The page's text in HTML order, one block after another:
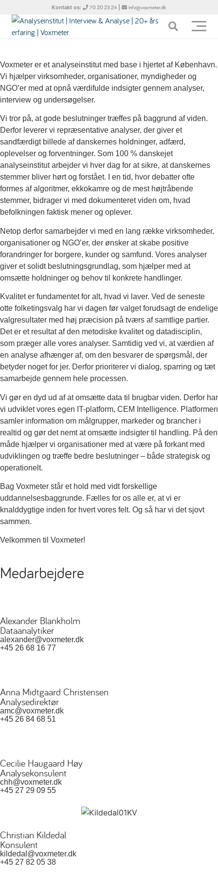
Kontakt os: 70 20 23 24 | info@voxmeter.dk
Voxmeter er et analyseinstitut med base i hjertet af København.
Vi hjælper virksomheder, organisationer, myndigheder og
NGO’er med at opnå værdifulde indsigter gennem analyser,
interview og undersøgelser.
Vi tror på, at gode beslutninger træffes på baggrund af viden.
Derfor leverer vi repræsentative analyser, der giver et
sandfærdigt billede af danskernes holdninger, adfærd,
oplevelser og forventninger. Som 100 % danskejet
analyseinstitut arbejder vi hver dag for at sikre, at danskernes
stemmer bliver hørt og forstået. I en tid, hvor debatter ofte
formes af algoritmer, ekkokamre og de mest højtråbende
stemmer, bidrager vi med dokumenteret viden om, hvad
befolkningen faktisk mener og oplever.
Netop derfor samarbejder vi med en lang række virksomheder,
organisationer og NGO’er, der ønsker at skabe positive
forandringer for borgere, kunder og samfund. Vores analyser
giver et solidt beslutningsgrundlag, som hjælper med at
omsætte holdninger og behov til konkrete handlinger.
Kvalitet er fundamentet for alt, hvad vi laver. Ved de seneste
otte folketingsvalg har vi dagen før valget forudsagt de endelige
valgresultater med høj præcision på tværs af samtlige partier.
Det er et resultat af den metodiske kvalitet og datadisciplin,
som præger alle vores analyser. Samtidig ved vi, at værdien af
en analyse afhænger af, om den besvarer de spørgsmål, der
betyder noget for jer. Derfor prioriterer vi dialog, sparring og tæt
samarbejde gennem hele processen.
Vi gør en dyd ud af at omsætte data til brugbar viden. Derfor har
vi udviklet vores egen IT-platform, CEM Intelligence. Platformen
samler information om målgrupper, markeder og brancher i
realtid og gør det nemt at omsætte indsigter til handling. På den
måde hjælper vi organisationer med at være på forkant med
udviklingen og træffe bedre beslutninger – både strategisk og
operationelt.
Bag Voxmeter står et hold med vidt forskellige
uddannelsesbaggrunde. Fælles for os alle er, at vi er
knalddygtige inden for hvert vores felt. Og så har vi det sjovt
sammen.
Velkommen til Voxmeter!
Medarbejdere
Alexander Blankholm
Dataanalytiker
alexander@voxmeter.dk
+45 26 68 16 77
Anna Midtgaard Christensen
Analysedirektør
amc@voxmeter.dk
+45 26 84 68 51
Cecilie Haugaard Høy
Analysekonsulent
chh@voxmeter.dk
+45 27 29 09 55
Christian Kildedal
Konsulent
kildedal@voxmeter.dk
+45 27 82 05 38